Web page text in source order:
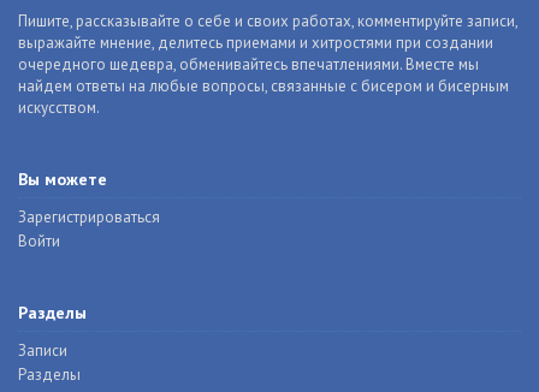
Пишите, рассказывайте о себе и своих работах, комментируйте записи,
выражайте мнение, делитесь приемами и хитростями при создании
очередного шедевра, обменивайтесь впечатлениями. Вместе мы
найдем ответы на любые вопросы, связанные с бисером и бисерным
искусством.
Вы можете
Зарегистрироваться
Войти
Разделы
Записи
Разделы